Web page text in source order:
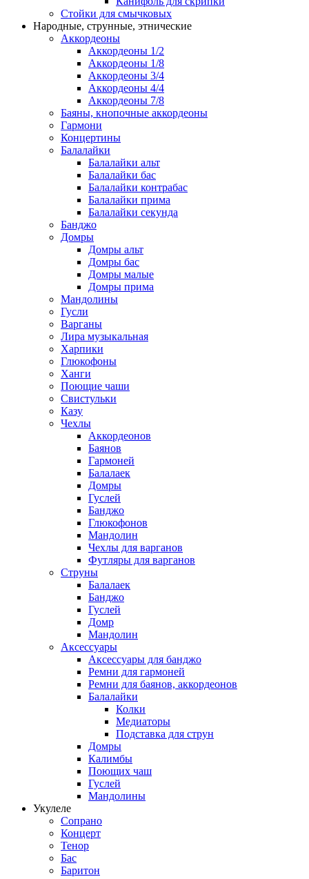
Стойки для смычковых
Народные, струнные, этнические
Аккордеоны
Аккордеоны 1/2
Аккордеоны 1/8
Аккордеоны 3/4
Аккордеоны 4/4
Аккордеоны 7/8
Баяны, кнопочные аккордеоны
Гармони
Концертины
Балалайки
Балалайки альт
Балалайки бас
Балалайки контрабас
Балалайки прима
Балалайки секунда
Банджо
Домры
Домры альт
Домры бас
Домры малые
Домры прима
Мандолины
Гусли
Варганы
Лира музыкальная
Харпики
Глюкофоны
Ханги
Поющие чаши
Свистульки
Казу
Чехлы
Аккордеонов
Баянов
Гармоней
Балалаек
Домры
Гуслей
Банджо
Глюкофонов
Мандолин
Чехлы для варганов
Футляры для варганов
Струны
Балалаек
Банджо
Гуслей
Домр
Мандолин
Аксессуары
Аксессуары для банджо
Ремни для гармоней
Ремни для баянов, аккордеонов
Балалайки
Колки
Медиаторы
Подставка для струн
Домры
Калимбы
Поющих чаш
Гуслей
Мандолины
Укулеле
Сопрано
Концерт
Тенор
Бас
Баритон